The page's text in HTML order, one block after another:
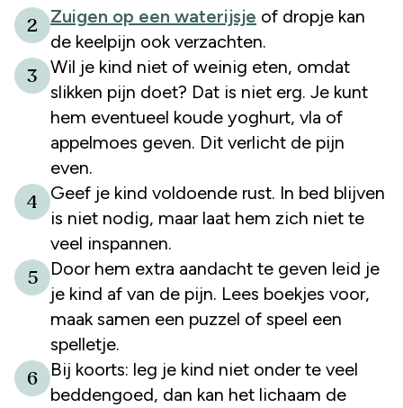
2 Zuigen op een waterijsje of dropje kan
de keelpijn ook verzachten.
3
Wil je kind niet of weinig eten, omdat
slikken pijn doet? Dat is niet erg. Je kunt
hem eventueel koude yoghurt, vla of
appelmoes geven. Dit verlicht de pijn
even.
4
Geef je kind voldoende rust. In bed blijven
is niet nodig, maar laat hem zich niet te
veel inspannen.
5
Door hem extra aandacht te geven leid je
je kind af van de pijn. Lees boekjes voor,
maak samen een puzzel of speel een
spelletje.
6
Bij koorts: leg je kind niet onder te veel
beddengoed, dan kan het lichaam de